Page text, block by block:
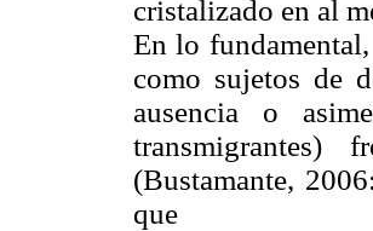
cristalizado en al
En lo
como sujetos de
ausencia o
transmigrantes)
(Bustamante,
que